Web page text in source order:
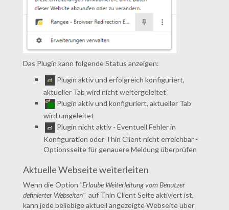
Das Plugin kann folgende Status anzeigen:
Plugin aktiv und erfolgreich konfiguriert,
aktueller Tab wird nicht weitergeleitet
Plugin aktiv und konfiguriert, aktueller Tab
wird umgeleitet
Plugin nicht aktiv - Eventuell Fehler in
Konfiguration oder Thin Client nicht erreichbar -
Optionsseite für genauere Meldung überprüfen
Aktuelle Webseite weiterleiten
Wenn die Option "Erlaube Weiterleitung vom Benutzer
definierter Webseiten" auf Thin Client Seite aktiviert ist,
kann jede beliebige aktuell angezeigte Webseite über